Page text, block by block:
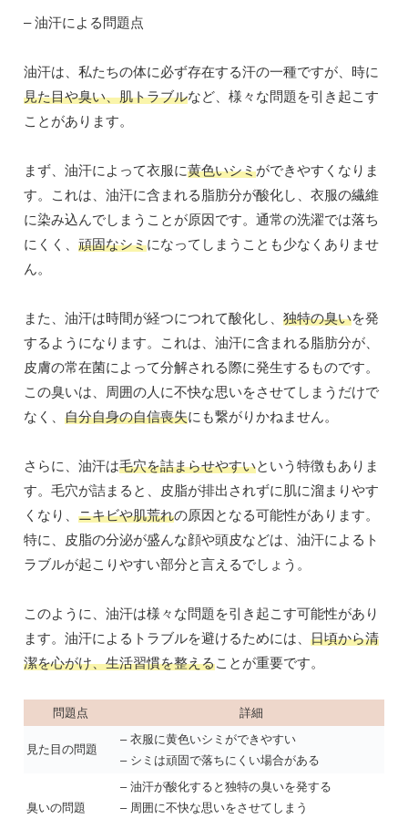
– 油汗による問題点
油汗は、私たちの体に必ず存在する汗の一種ですが、時に
見た目や臭い、肌トラブルなど、様々な問題を引き起こす
ことがあります。
まず、油汗によって衣服に黄色いシミができやすくなりま
す。これは、油汗に含まれる脂肪分が酸化し、衣服の繊維
に染み込んでしまうことが原因です。通常の洗濯では落ち
にくく、 頑固なシミになってしまうことも少なくありませ
ん。
また、油汗は時間が経つにつれて酸化し、 独特の臭いを発
するようになります。これは、油汗に含まれる脂肪分が、
皮膚の常在菌によって分解される際に発生するものです。
この臭いは、周囲の人に不快な思いをさせてしまうだけで
なく、 自分自身の自信喪失にも繋がりかねません。
さらに、油汗は毛穴を詰まらせやすいという特徴もありま
す。毛穴が詰まると、皮脂が排出されずに肌に溜まりやす
くなり、 ニキビや肌荒れの原因となる可能性があります。
特に、皮脂の分泌が盛んな顔や頭皮などは、油汗によるト
ラブルが起こりやすい部分と言えるでしょう。
このように、油汗は様々な問題を引き起こす可能性があり
ます。油汗によるトラブルを避けるためには、 日頃から清
潔を心がけ、生活習慣を整えることが重要です。
問題点 詳細
見た目の問題
– 衣服に黄色いシミができやすい
– シミは頑固で落ちにくい場合がある
臭いの問題
– 油汗が酸化すると独特の臭いを発する
– 周囲に不快な思いをさせてしまう